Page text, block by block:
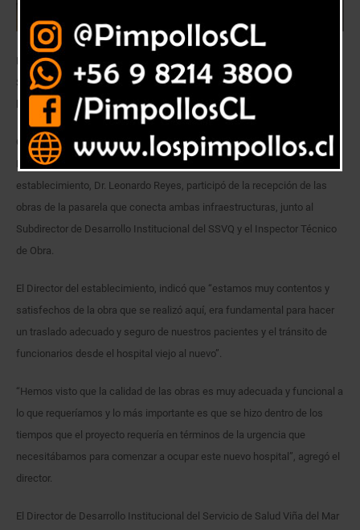
La estructura destinada al tránsito de camillas conecta la antiguo
Servicio de Traumatología, ubicado en el segundo piso del actual
hospital, con el primer piso del nuevo centro asistencial.
Como parte de la habilitación progresiva del nuevo Hospital Dr. Gustavo
Fricke del Servicio de Salud Viña del Mar Quillota, el Director del
establecimiento, Dr. Leonardo Reyes, participó de la recepción de las
obras de la pasarela que conecta ambas infraestructuras, junto al
Subdirector de Desarrollo Institucional del SSVQ y el Inspector Técnico
de Obra.
El Director del establecimiento, indicó que “estamos muy contentos y
satisfechos de la obra que se realizó aquí, era fundamental para hacer
un traslado adecuado y seguro de nuestros pacientes y el tránsito de
funcionarios desde el hospital viejo al nuevo”.
“Hemos visto que la calidad de las obras es muy adecuada y funcional a
lo que requeríamos y lo más importante es que se hizo dentro de los
tiempos que el proyecto requería en términos de la urgencia que
necesitábamos para comenzar a ocupar este nuevo hospital”, agregó el
director.
El Director de Desarrollo Institucional del Servicio de Salud Viña del Mar